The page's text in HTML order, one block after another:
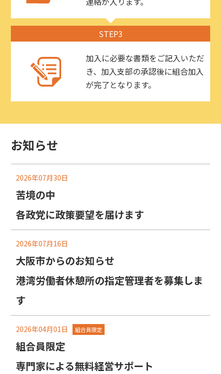
STEP3
加入に必要な書類をご記入いただ
き、加入支部の承認後に組合加入
が完了となります。
お知らせ
2026年07月30日
苦境の中
各政党に政策要望を届けます
2026年07月16日
大阪市からのお知らせ
港湾労働者休憩所の指定管理者を募集しま
す
2026年04月01日 組合員限定
組合員限定
専門家による無料経営サポート